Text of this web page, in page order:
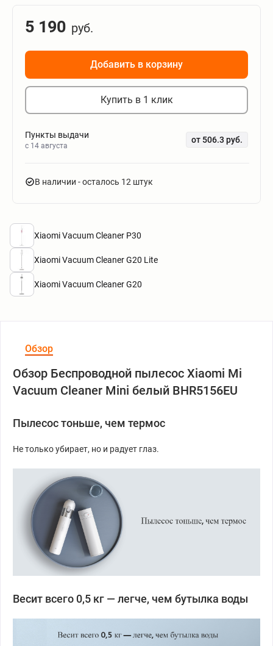
5 190 руб.
Добавить в корзину
Купить в 1 клик
Пункты выдачи
c 14 августа
от 506.3 руб.
В наличии - осталось 12 штук
Xiaomi Vacuum Cleaner P30
Xiaomi Vacuum Cleaner G20 Lite
Xiaomi Vacuum Cleaner G20
Обзор
Обзор Беспроводной пылесос Xiaomi Mi
Vacuum Cleaner Mini белый BHR5156EU
Пылесос тоньше, чем термос
Не только убирает, но и радует глаз.
Весит всего 0,5 кг — легче, чем бутылка воды